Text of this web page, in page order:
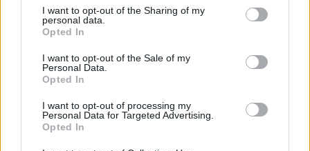
not limited to your visit or usage behaviour. You may click to
grant or deny consent to Google and its third-party tags to
use your data for below specified purposes in below Google
consent section.
I want to opt-out of the Sharing of my
personal data.
Opted In
I want to opt-out of the Sale of my
Personal Data.
Opted In
I want to opt-out of processing my
Personal Data for Targeted Advertising.
Opted In
kuntohiihtäjillekin. Aseta tavoitteita, haasta
ystäviäsi ja vertaile tuloksiasi.
Jäsenenä saat muun muassa suksi- ja muita
varustetestejä, harjoitusvinkkejä alan
osaajilta, ravintotietoutta ja mielenkiintoisia
haastatteluja ihmisiltä hiihtomaailmasta.
Liity jäseneksi